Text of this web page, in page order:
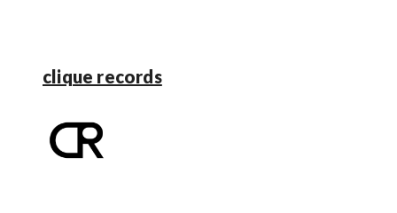
clique records